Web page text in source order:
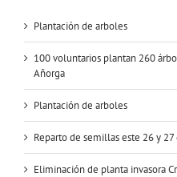
Plantación de arboles
100 voluntarios plantan 260
Añorga
Plantación de arboles
Reparto de semillas este 26 y
Eliminación de planta invasora